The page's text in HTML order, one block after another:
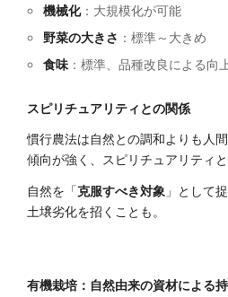
機械化：大規模化が可能
野菜の大きさ ：標準～大きめ
食味：標準、品種改良による向
スピリチュアリティとの関係
慣行農法は自然との調和よりも人
傾向が強く、スピリチュアリティ
自然を「克服すべき対象 」として
土壌劣化を招くことも。
有機栽培：自然由来の資材による